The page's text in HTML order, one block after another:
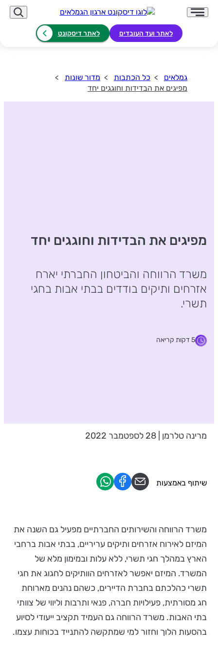
לאתר ועד העובדים לאתר דיסקונט
גמלאים כל הכתבות
מדור שונות
מפיגים את הבדידות וחוגגים יחד
מפיגים את הבדידות וחוגגים יחד
משרד הרווחה והביטחון החברתי יארח
אזרחים ותיקים בודדים בבתי אבות בחגי
תשרי.
5 דקות קריאה
מרינה טלרמן | 28 לספטמבר 2022
משרד הרווחה והשירותים החברתיים מפעיל גם השנה את
המיזם לאירוח אזרחים ותיקים עריריים, בבתי אבות ברחבי
הארץ במהלך חגי תשרי, ללא עלות ובמימון מלא של
המשרד. המיזם יאפשר לאזרחים הוותיקים לחגוג את חגי
תשרי כהלכתם בחברת הדיירים, כשהם נהנים מארוחת
חג מסורתית, פעילויות חברה, פנאי ותרבות וליווי של צוותי
בתי האבות. משרד הרווחה גם העמיד תקציב ייעודי לסיוע
בהסעות הלוך וחזור למי שמתקשה להתנייד בכוחות עצמו.
שיתוף באמצעות